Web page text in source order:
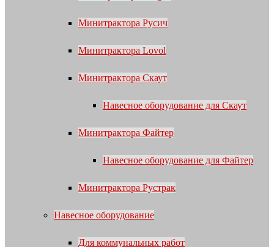
Минитрактора Русич
Минитрактора Lovol
Минитрактора Скаут
Навесное оборудование для Скаут
Минитрактора Файтер
Навесное оборудование для Файтер
Минитрактора Рустрак
Навесное оборудование
Для коммунальных работ